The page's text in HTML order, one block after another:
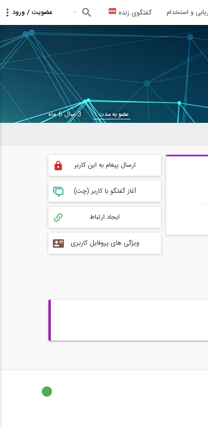
و استخدام گفتگوی زنده
عضو به مدت :
3 سال 6 ماه
ارسال پیغام به این کاربر
آغاز گفتگو با کاربر (چت)
ایجاد ارتباط
ویژگی های پروفایل کاربری